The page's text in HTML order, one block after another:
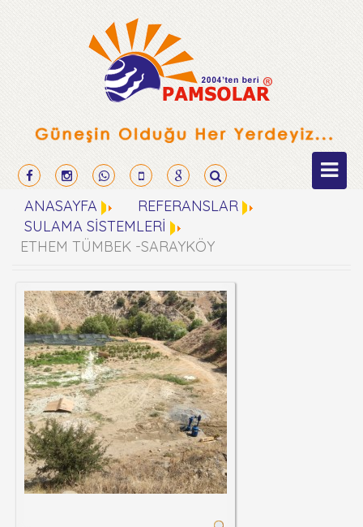
ANASAYFA
REFERANSLAR
SULAMA SİSTEMLERİ
ETHEM TÜMBEK -SARAYKÖY